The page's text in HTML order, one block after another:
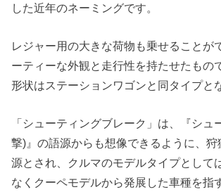
した近年のネーミングです。
レジャー用の大きな荷物も乗せることが
ーティーな外観と走行性を持たせたもの
形状はステーションワゴンと同タイプと
「シューティングブレーク」は、『シュ
撃)』の語源からも想像できるように、
源とされ、クルマのモデルタイプとして
なくクーペモデルから発展した車種を指